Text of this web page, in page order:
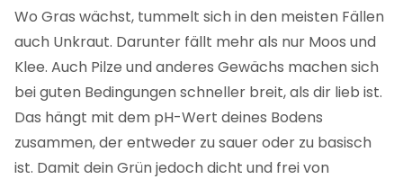
Wo Gras wächst, tummelt sich in den meisten Fällen
auch Unkraut. Darunter fällt mehr als nur Moos und
Klee. Auch Pilze und anderes Gewächs machen sich
bei guten Bedingungen schneller breit, als dir lieb ist.
Das hängt mit dem pH-Wert deines Bodens
zusammen, der entweder zu sauer oder zu basisch
ist. Damit dein Grün jedoch dicht und frei von